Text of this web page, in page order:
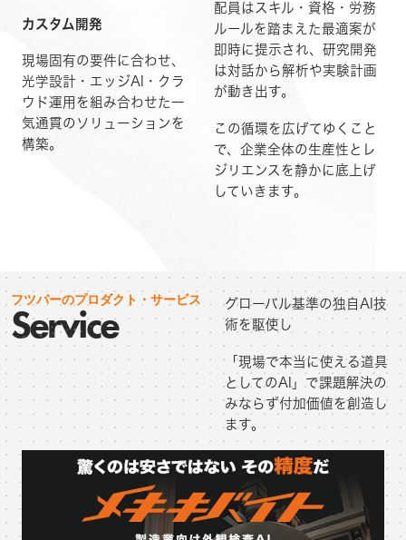
カスタム開発
現場固有の要件に合わせ、
光学設計・エッジAI・クラ
ウド運用を組み合わせた一
気通貫のソリューションを
構築。
配員はスキル・資格・労務
ルールを踏まえた最適案が
即時に提示され、研究開発
は対話から解析や実験計画
が動き出す。
この循環を広げてゆくこと
で、企業全体の生産性とレ
ジリエンスを静かに底上げ
していきます。
フツパーのプロダクト・サービス
Service
グローバル基準の独自AI技
術を駆使し
「現場で本当に使える道具
としてのAI」で課題解決の
みならず付加価値を創造し
ます。